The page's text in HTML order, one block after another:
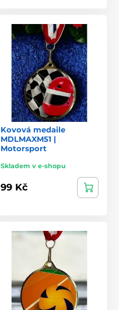
Kovová medaile
MDLMAXM51 |
Motorsport
Skladem v e-shopu
99 Kč